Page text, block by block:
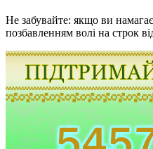
Не забувайте: якщо ви
позбавленням волі на строк